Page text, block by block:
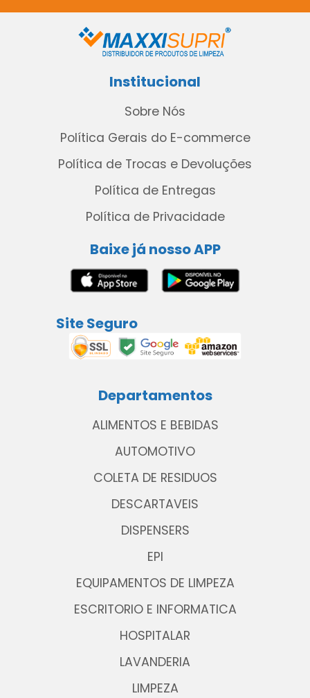
Institucional
Sobre Nós
Política Gerais do E-commerce
Política de Trocas e Devoluções
Política de Entregas
Política de Privacidade
Baixe já nosso APP
Site Seguro
Departamentos
ALIMENTOS E BEBIDAS
AUTOMOTIVO
COLETA DE RESIDUOS
DESCARTAVEIS
DISPENSERS
EPI
EQUIPAMENTOS DE LIMPEZA
ESCRITORIO E INFORMATICA
HOSPITALAR
LAVANDERIA
LIMPEZA